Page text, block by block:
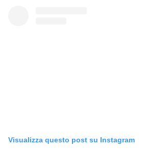
Visualizza questo post su Instagram